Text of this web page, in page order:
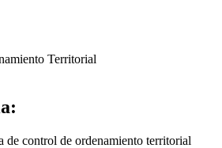
Territorial
de control de ordenamiento territorial